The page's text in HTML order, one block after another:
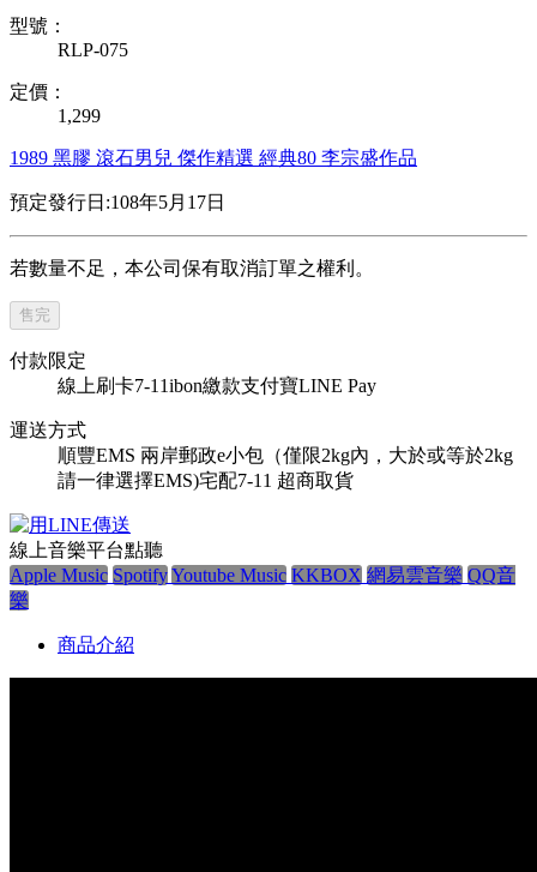
型號：
RLP-075
定價：
1,299
1989 黑膠 滾石男兒 傑作精選 經典80 李宗盛作品
預定發行日:108年5月17日
若數量不足，本公司保有取消訂單之權利。
售完
付款限定
線上刷卡7-11ibon繳款支付寶LINE Pay
運送方式
順豐EMS 兩岸郵政e小包（僅限2kg內，大於或等於2kg
請一律選擇EMS)宅配7-11 超商取貨
線上音樂平台點聽
Apple Music SpotifyYoutube Music KKBOX 網易雲音樂 QQ音
樂
商品介紹